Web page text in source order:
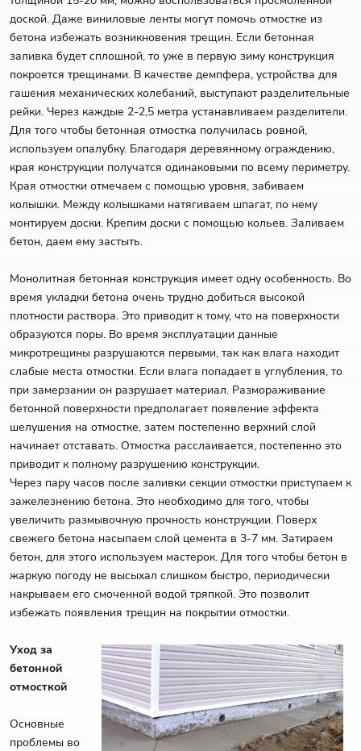
доской. Даже виниловые ленты могут помочь отмостке из
бетона избежать возникновения трещин. Если бетонная
заливка будет сплошной, то уже в первую зиму конструкция
покроется трещинами. В качестве демпфера, устройства для
гашения механических колебаний, выступают разделительные
рейки. Через каждые 2-2,5 метра устанавливаем разделители.
Для того чтобы бетонная отмостка получилась ровной,
используем опалубку. Благодаря деревянному ограждению,
края конструкции получатся одинаковыми по всему периметру.
Края отмостки отмечаем с помощью уровня, забиваем
колышки. Между колышками натягиваем шпагат, по нему
монтируем доски. Крепим доски с помощью кольев. Заливаем
бетон, даем ему застыть.
Монолитная бетонная конструкция имеет одну особенность. Во
время укладки бетона очень трудно добиться высокой
плотности раствора. Это приводит к тому, что на поверхности
образуются поры. Во время эксплуатации данные
микротрещины разрушаются первыми, так как влага находит
слабые места отмостки. Если влага попадает в углубления, то
при замерзании он разрушает материал. Размораживание
бетонной поверхности предполагает появление эффекта
шелушения на отмостке, затем постепенно верхний слой
начинает отставать. Отмостка расслаивается, постепенно это
приводит к полному разрушению конструкции.
Через пару часов после заливки секции отмостки приступаем к
зажелезнению бетона. Это необходимо для того, чтобы
увеличить размывочную прочность конструкции. Поверх
свежего бетона насыпаем слой цемента в 3-7 мм. Затираем
бетон, для этого используем мастерок. Для того чтобы бетон в
жаркую погоду не высыхал слишком быстро, периодически
накрываем его смоченной водой тряпкой. Это позволит
избежать появления трещин на покрытии отмостки.
Уход за
бетонной
отмосткой
Основные
проблемы во